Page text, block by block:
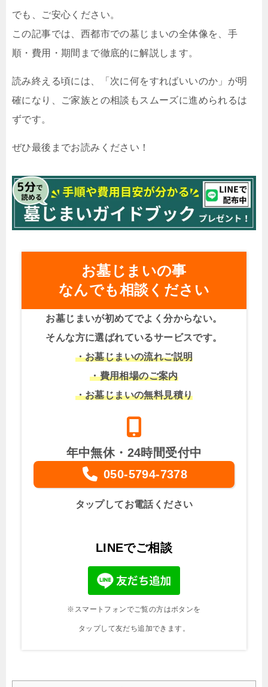
でも、ご安心ください。
この記事では、西都市での墓じまいの全体像を、手
順・費用・期間まで徹底的に解説します。
読み終える頃には、「次に何をすればいいのか」が明
確になり、ご家族との相談もスムーズに進められるは
ずです。
ぜひ最後までお読みください！
お墓じまいの事
なんでも相談ください
お墓じまいが初めてでよく分からない。
そんな方に選ばれているサービスです。
・お墓じまいの流れご説明
・費用相場のご案内
・お墓じまいの無料見積り
年中無休・24時間受付中
050-5794-7378
タップしてお電話ください
LINEでご相談
※スマートフォンでご覧の方はボタンを
タップして友だち追加できます。